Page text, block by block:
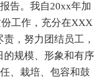
告。我自20xx年加
工作，充分在XXX
，努力团结员工，
的规模、形象和有序
、栽培、包容和鼓